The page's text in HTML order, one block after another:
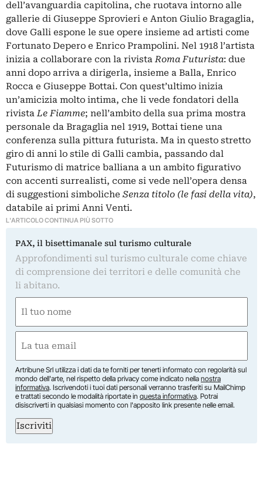
dell’avanguardia capitolina, che ruotava intorno alle
gallerie di Giuseppe Sprovieri e Anton Giulio Bragaglia,
dove Galli espone le sue opere insieme ad artisti come
Fortunato Depero e Enrico Prampolini. Nel 1918 l’artista
inizia a collaborare con la rivistaRoma Futurista: due
anni dopo arriva a dirigerla, insieme a Balla, Enrico
Rocca e Giuseppe Bottai. Con quest’ultimo inizia
un’amicizia molto intima, che li vede fondatori della
rivistaLe Fiamme; nell’ambito della sua prima mostra
personale da Bragaglia nel 1919, Bottai tiene una
conferenza sulla pittura futurista. Ma in questo stretto
giro di anni lo stile di Galli cambia, passando dal
Futurismo di matrice balliana a un ambito figurativo
con accenti surrealisti, come si vede nell’opera densa
di suggestioni simboliche Senza titolo (le fasi della vita),
databile ai primi Anni Venti.
L'ARTICOLO CONTINUA PIÙ SOTTO
PAX, il bisettimanale sul turismo culturale
Approfondimenti sul turismo culturale come chiave
di comprensione dei territori e delle comunità che
li abitano.
(Required)
First
(Required)
Artribune Srl utilizza i dati da te forniti per tenerti informato con regolarità sul
mondo dell'arte, nel rispetto della privacy come indicato nella nostra
informativa. Iscrivendoti i tuoi dati personali verranno trasferiti su MailChimp
e trattati secondo le modalità riportate in questa informativa. Potrai
disiscriverti in qualsiasi momento con l'apposito link presente nelle email.
Iscriviti